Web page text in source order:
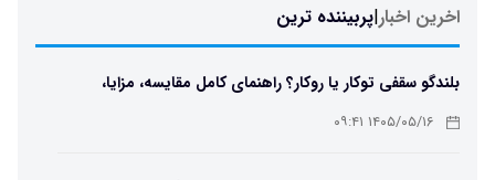
اخرین اخبار|پربیننده ترین
بلندگو سقفی توکار یا روکار؟ راهنمای کامل مقایسه، مزایا،
معایب و انتخاب بهترین مدل
۱۴۰۵/۰۵/۱۶ ۰۹:۴۱